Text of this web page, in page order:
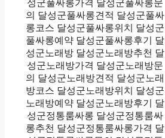
성군풀싸롱가격 달성군풀싸롱문
의 달성군풀싸롱견적 달성군풀싸
롱코스 달성군풀싸롱위치 달성군
풀싸롱예약 달성군풀싸롱후기 달
성군노래방 달성군노래방추천 달
성군노래방가격 달성군노래방문
의 달성군노래방견적 달성군노래
방코스 달성군노래방위치 달성군
노래방예약 달성군노래방후기 달
성군정통룸싸롱 달성군정통룸싸
롱추천 달성군정통룸싸롱가격 달